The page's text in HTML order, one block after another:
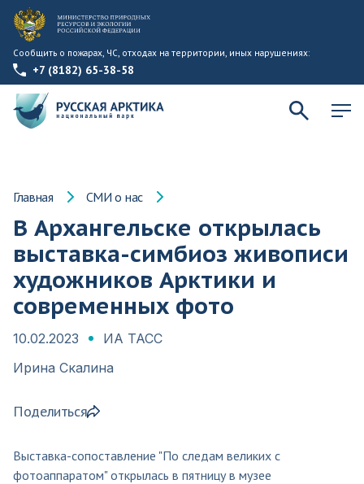
Сообщить о пожарах, ЧС, отходах на территории, иных нарушениях:
+7 (8182) 65-38-58
Главная СМИ о нас
В Архангельске открылась
выставка-симбиоз живописи
художников Арктики и
современных фото
10.02.2023
ИА ТАСС
Ирина Скалина
Поделиться
Выставка-сопоставление "По следам великих с
фотоаппаратом" открылась в пятницу в музее